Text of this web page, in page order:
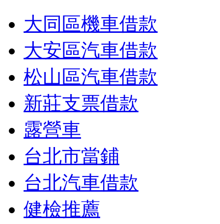
大同區機車借款
大安區汽車借款
松山區汽車借款
新莊支票借款
露營車
台北市當鋪
台北汽車借款
健檢推薦